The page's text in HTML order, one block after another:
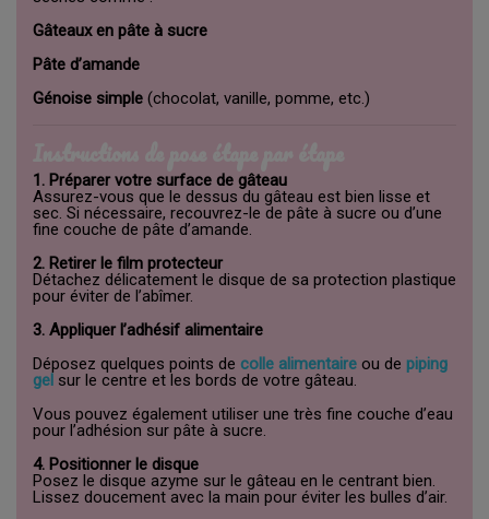
Gâteaux en pâte à sucre
Pâte d’amande
Génoise simple (chocolat, vanille, pomme, etc.)
1. Préparer votre surface de gâteau
Assurez-vous que le dessus du gâteau est bien lisse et
sec. Si nécessaire, recouvrez-le de pâte à sucre ou d’une
fine couche de pâte d’amande.
2. Retirer le film protecteur
Détachez délicatement le disque de sa protection plastique
pour éviter de l’abîmer.
3. Appliquer l’adhésif alimentaire
Déposez quelques points de colle alimentaire ou de piping
gel sur le centre et les bords de votre gâteau.
Vous pouvez également utiliser une très fine couche d’eau
pour l’adhésion sur pâte à sucre.
4. Positionner le disque
Posez le disque azyme sur le gâteau en le centrant bien.
Lissez doucement avec la main pour éviter les bulles d’air.